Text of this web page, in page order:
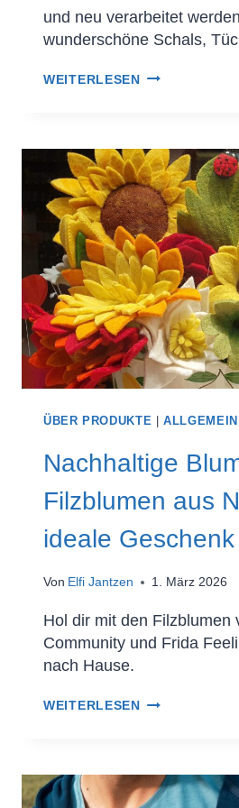
und neu verarbeitet
wunderschöne Schals,
WEITERLESEN
ÜBER PRODUKTE |ALLGEMEIN
Nachhaltige
Filzblumen aus
ideale Geschenk
Von Elfi Jantzen 1. März 2026
Hol dir mit den Filzblumen
Community und Frida
nach Hause.
WEITERLESEN